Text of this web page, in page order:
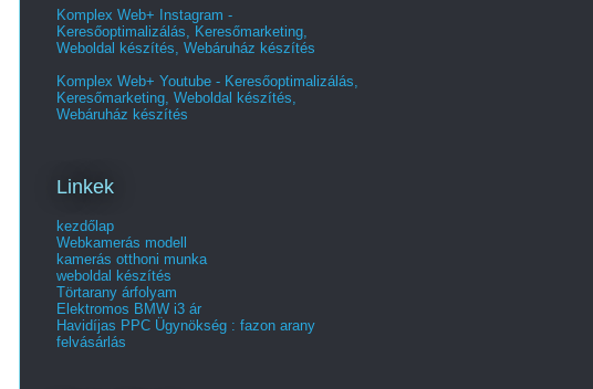
Komplex Web+ Instagram -
Keresőoptimalizálás, Keresőmarketing,
Weboldal készítés, Webáruház készítés
Komplex Web+ Youtube - Keresőoptimalizálás,
Keresőmarketing, Weboldal készítés,
Webáruház készítés
Linkek
kezdőlap
Webkamerás modell
kamerás otthoni munka
weboldal készítés
Törtarany árfolyam
Elektromos BMW i3 ár
Havidíjas PPC Ügynökség : fazon arany
felvásárlás